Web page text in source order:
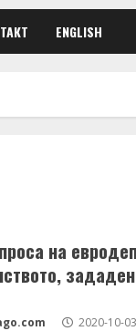
ENGLISH
на
2020-10-03